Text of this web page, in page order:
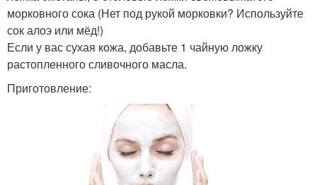
морковного сока (Нет под рукой морковки? Используйте
сок алоэ или мёд!)
Если у вас сухая кожа, добавьте 1 чайную ложку
растопленного сливочного масла.
Приготовление: